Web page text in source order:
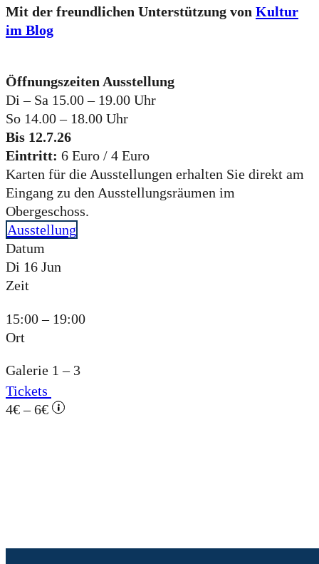
Mit der freundlichen Unterstützung von Kultur
im Blog
Öffnungszeiten Ausstellung
Di – Sa 15.00 – 19.00 Uhr
So 14.00 – 18.00 Uhr
Bis 12.7.26
Eintritt: 6 Euro / 4 Euro
Karten für die Ausstellungen erhalten Sie direkt am
Eingang zu den Ausstellungsräumen im
Obergeschoss.
Ausstellung
Datum
Di 16 Jun
Zeit
15:00 – 19:00
Ort
Galerie 1 – 3
Tickets
4€ – 6€